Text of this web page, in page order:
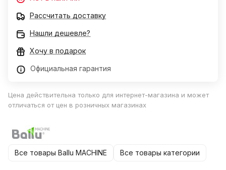
Рассчитать доставку
Нашли дешевле?
Хочу в подарок
Официальная гарантия
Цена действительна только для интернет-магазина и может
отличаться от цен в розничных магазинах
Все товары Ballu MACHINE Все товары категории